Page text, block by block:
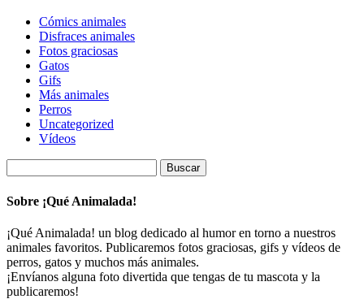
Cómics animales
Disfraces animales
Fotos graciosas
Gatos
Gifs
Más animales
Perros
Uncategorized
Vídeos
Sobre ¡Qué Animalada!
¡Qué Animalada! un blog dedicado al humor en torno a nuestros
animales favoritos. Publicaremos fotos graciosas, gifs y vídeos de
perros, gatos y muchos más animales.
¡Envíanos alguna foto divertida que tengas de tu mascota y la
publicaremos!